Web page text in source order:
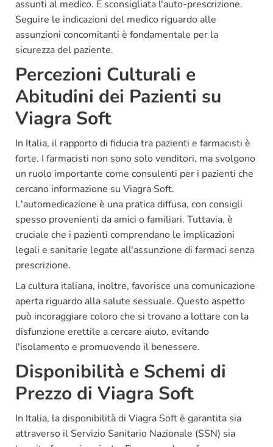
assunti al medico. È sconsigliata l'auto-prescrizione.
Seguire le indicazioni del medico riguardo alle
assunzioni concomitanti è fondamentale per la
sicurezza del paziente.
Percezioni Culturali e
Abitudini dei Pazienti su
Viagra Soft
In Italia, il rapporto di fiducia tra pazienti e farmacisti è
forte. I farmacisti non sono solo venditori, ma svolgono
un ruolo importante come consulenti per i pazienti che
cercano informazione su Viagra Soft.
L'automedicazione è una pratica diffusa, con consigli
spesso provenienti da amici o familiari. Tuttavia, è
cruciale che i pazienti comprendano le implicazioni
legali e sanitarie legate all'assunzione di farmaci senza
prescrizione.
La cultura italiana, inoltre, favorisce una comunicazione
aperta riguardo alla salute sessuale. Questo aspetto
può incoraggiare coloro che si trovano a lottare con la
disfunzione erettile a cercare aiuto, evitando
l'isolamento e promuovendo il benessere.
Disponibilità e Schemi di
Prezzo di Viagra Soft
In Italia, la disponibilità di Viagra Soft è garantita sia
attraverso il Servizio Sanitario Nazionale (SSN) sia